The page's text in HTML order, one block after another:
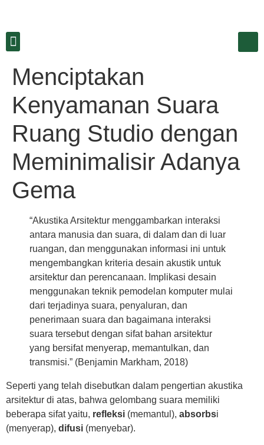
Menciptakan
Kenyamanan Suara
Ruang Studio dengan
Meminimalisir Adanya
Gema
“Akustika Arsitektur menggambarkan interaksi
antara manusia dan suara, di dalam dan di luar
ruangan, dan menggunakan informasi ini untuk
mengembangkan kriteria desain akustik untuk
arsitektur dan perencanaan. Implikasi desain
menggunakan teknik pemodelan komputer mulai
dari terjadinya suara, penyaluran, dan
penerimaan suara dan bagaimana interaksi
suara tersebut dengan sifat bahan arsitektur
yang bersifat menyerap, memantulkan, dan
transmisi.” (Benjamin Markham, 2018)
Seperti yang telah disebutkan dalam pengertian akustika
arsitektur di atas, bahwa gelombang suara memiliki
beberapa sifat yaitu, refleksi (memantul), absorbsi
(menyerap), difusi (menyebar).